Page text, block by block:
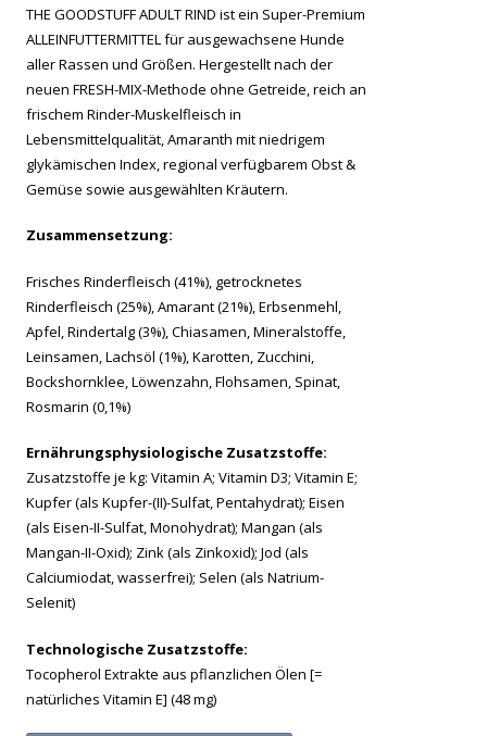
THE GOODSTUFF ADULT RIND ist ein Super-Premium
ALLEINFUTTERMITTEL für ausgewachsene Hunde
aller Rassen und Größen. Hergestellt nach der
neuen FRESH-MIX-Methode ohne Getreide, reich an
frischem Rinder-Muskelfleisch in
Lebensmittelqualität, Amaranth mit niedrigem
glykämischen Index, regional verfügbarem Obst &
Gemüse sowie ausgewählten Kräutern.
Zusammensetzung:
Frisches Rinderfleisch (41%), getrocknetes
Rinderfleisch (25%), Amarant (21%), Erbsenmehl,
Apfel, Rindertalg (3%), Chiasamen, Mineralstoffe,
Leinsamen, Lachsöl (1%), Karotten, Zucchini,
Bockshornklee, Löwenzahn, Flohsamen, Spinat,
Rosmarin (0,1%)
Ernährungsphysiologische Zusatzstoffe:
Zusatzstoffe je kg: Vitamin A; Vitamin D3; Vitamin E;
Kupfer (als Kupfer-(II)-Sulfat, Pentahydrat); Eisen
(als Eisen-II-Sulfat, Monohydrat); Mangan (als
Mangan-II-Oxid); Zink (als Zinkoxid); Jod (als
Calciumiodat, wasserfrei); Selen (als Natrium-
Selenit)
Technologische Zusatzstoffe:
Tocopherol Extrakte aus pflanzlichen Ölen [=
natürliches Vitamin E] (48 mg)